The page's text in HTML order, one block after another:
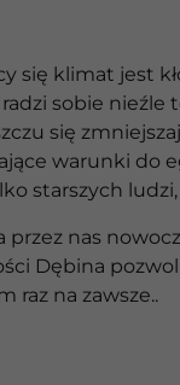
się klimat jest
sobie nieźle
się
warunki do
starszych
przez nas
Dębina
raz na zawsze..